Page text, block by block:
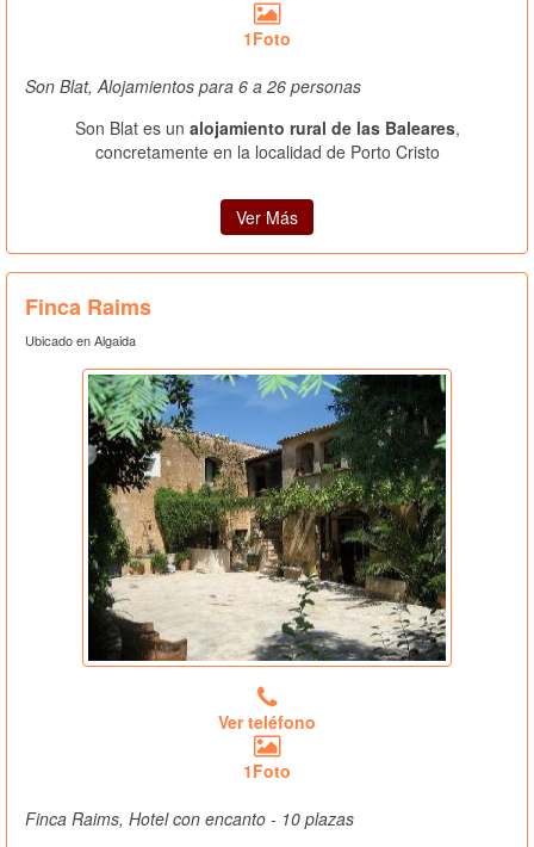
1Foto
Son Blat, Alojamientos para 6 a 26 personas
Son Blat es un alojamiento rural de las Baleares,
concretamente en la localidad de Porto Cristo
Ver Más
Finca Raims
Ubicado en Algaida
Ver teléfono
1Foto
Finca Raims, Hotel con encanto - 10 plazas